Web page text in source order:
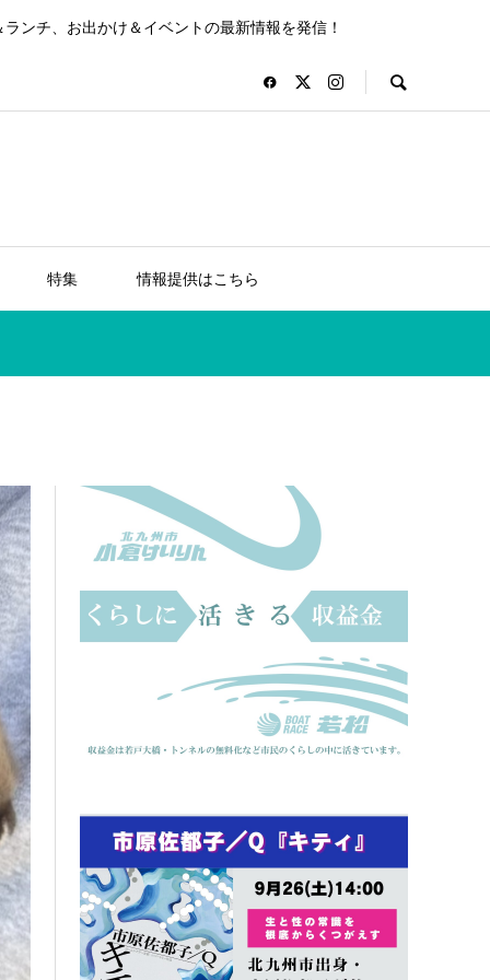
ンチ、お出かけ＆イベントの最新情報を発信！
特集 情報提供はこちら